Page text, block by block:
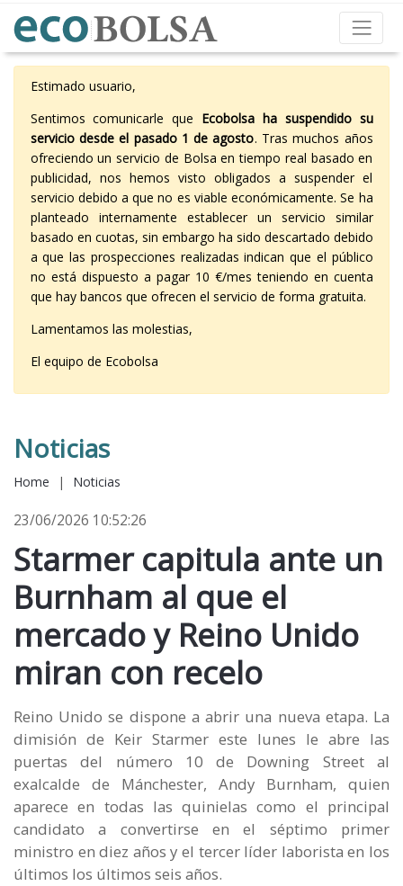
Estimado usuario,
Sentimos comunicarle que Ecobolsa ha suspendido su
servicio desde el pasado 1 de agosto. Tras muchos años
ofreciendo un servicio de Bolsa en tiempo real basado en
publicidad, nos hemos visto obligados a suspender el
servicio debido a que no es viable económicamente. Se ha
planteado internamente establecer un servicio similar
basado en cuotas, sin embargo ha sido descartado debido
a que las prospecciones realizadas indican que el público
no está dispuesto a pagar 10 €/mes teniendo en cuenta
que hay bancos que ofrecen el servicio de forma gratuita.
Lamentamos las molestias,
El equipo de Ecobolsa
Noticias
Home | Noticias
23/06/2026 10:52:26
Starmer capitula ante un
Burnham al que el
mercado y Reino Unido
miran con recelo
Reino Unido se dispone a abrir una nueva etapa. La
dimisión de Keir Starmer este lunes le abre las
puertas del número 10 de Downing Street al
exalcalde de Mánchester, Andy Burnham, quien
aparece en todas las quinielas como el principal
candidato a convertirse en el séptimo primer
ministro en diez años y el tercer líder laborista en los
últimos los últimos seis años.